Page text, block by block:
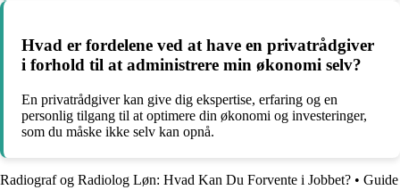
Hvad er fordelene ved at have en privatrådgiver
i forhold til at administrere min økonomi selv?
En privatrådgiver kan give dig ekspertise, erfaring og en
personlig tilgang til at optimere din økonomi og investeringer,
som du måske ikke selv kan opnå.
Radiograf og Radiolog Løn: Hvad Kan Du Forvente i Jobbet? • Guide